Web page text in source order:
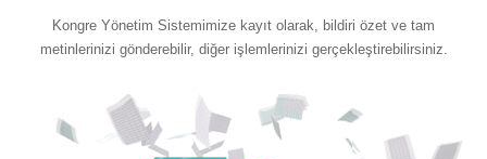
Kongre Yönetim Sistemimize kayıt olarak, bildiri özet ve tam
metinlerinizi gönderebilir, diğer işlemlerinizi gerçekleştirebilirsiniz.